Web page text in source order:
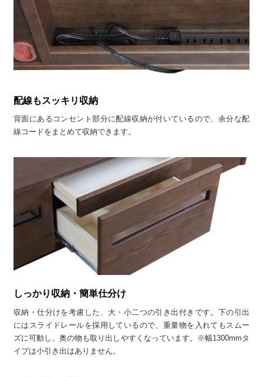
配線もスッキリ収納
背面にあるコンセント部分に配線収納が付いているので、余分な配
線コードをまとめて収納できます。
しっかり収納・簡単仕分け
収納・仕分けを考慮した、大・小二つの引き出付きです。下の引出
にはスライドレールを採用しているので、重量物を入れてもスムー
ズに可動し、奥の物も取り出しやすくなっています。※幅1300mmタ
イプは小引き出はありません。